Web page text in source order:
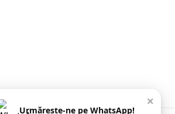
ZIARUL ANUNȚUL CĂLĂRĂȘEAN
×
Urmărește-ne pe WhatsApp!